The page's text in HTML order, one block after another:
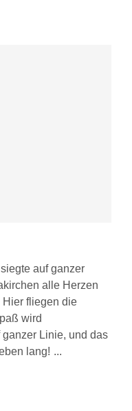
auf ganzer
alle Herzen
Hier fliegen die
wird
Linie, und das
lang!